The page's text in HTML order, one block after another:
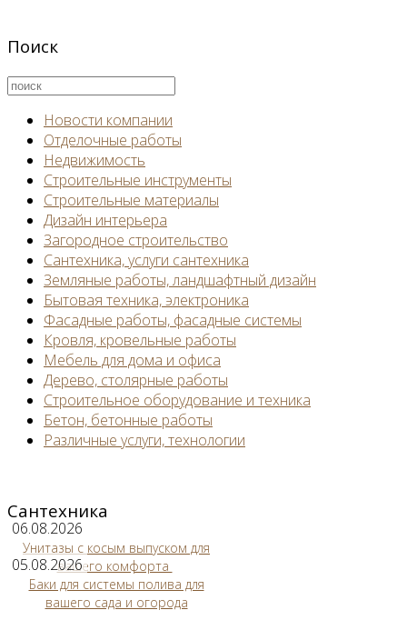
Поиск
Новости компании
Отделочные работы
Недвижимость
Строительные инструменты
Строительные материалы
Дизайн интерьера
Загородное строительство
Сантехника, услуги сантехника
Земляные работы, ландшафтный дизайн
Бытовая техника, электроника
Фасадные работы, фасадные системы
Кровля, кровельные работы
Мебель для дома и офиса
Дерево, столярные работы
Строительное оборудование и техника
Бетон, бетонные работы
Различные услуги, технологии
Сантехника
06.08.2026
Унитазы с косым выпуском для
вашего комфорта
05.08.2026
Баки для системы полива для
вашего сада и огорода